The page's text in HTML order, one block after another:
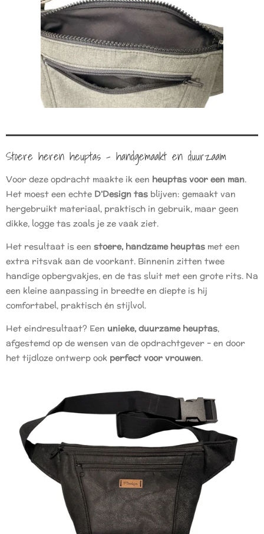
Stoere heren heuptas – handgemaakt en duurzaam
Voor deze opdracht maakte ik een heuptas voor een man.
Het moest een echte D’Design tas blijven: gemaakt van
hergebruikt materiaal, praktisch in gebruik, maar geen
dikke, logge tas zoals je ze vaak ziet.
Het resultaat is een stoere, handzame heuptas met een
extra ritsvak aan de voorkant. Binnenin zitten twee
handige opbergvakjes, en de tas sluit met een grote rits. Na
een kleine aanpassing in breedte en diepte is hij
comfortabel, praktisch én stijlvol.
Het eindresultaat? Een unieke, duurzame heuptas,
afgestemd op de wensen van de opdrachtgever – en door
het tijdloze ontwerp ook perfect voor vrouwen.